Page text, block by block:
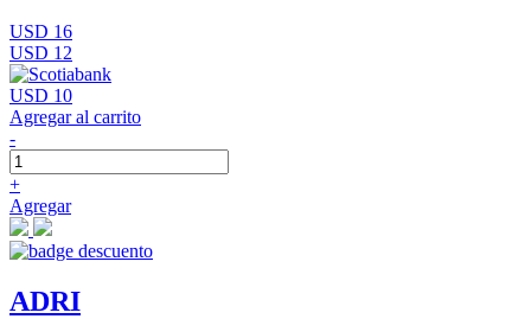
USD 16
USD 12
USD 10
Agregar al carrito
-
+
Agregar
ADRI